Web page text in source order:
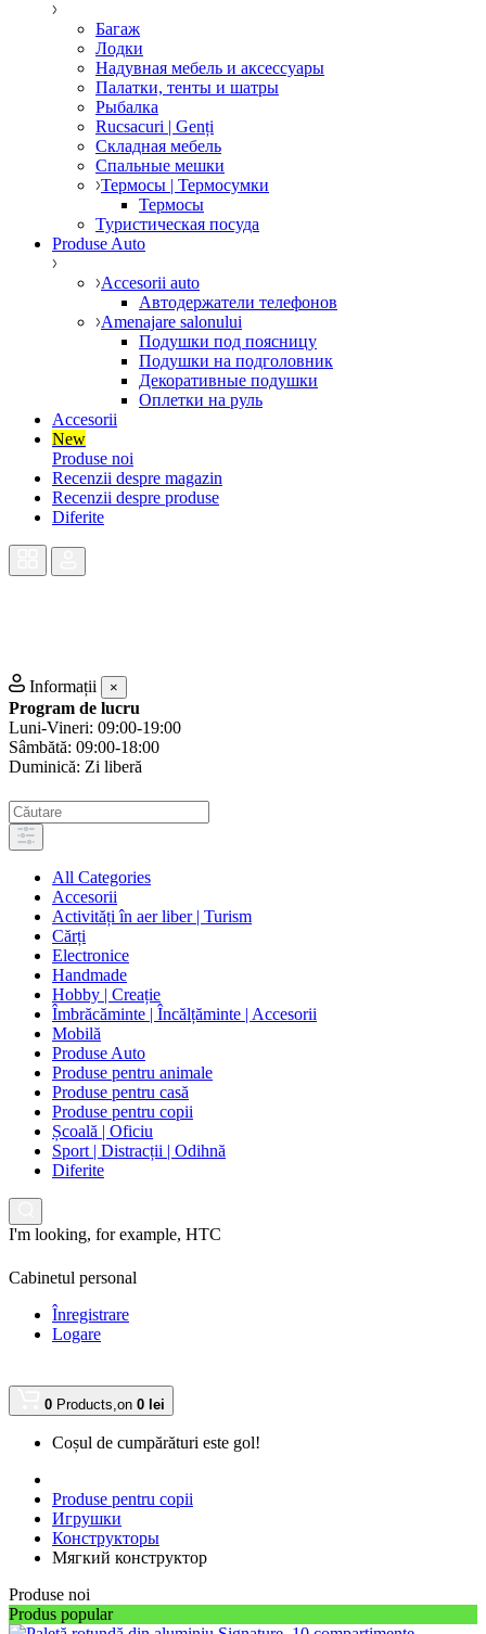
Багаж
Лодки
Надувная мебель и аксессуары
Палатки, тенты и шатры
Рыбалка
Rucsacuri | Genți
Складная мебель
Спальные мешки
Термосы | Термосумки
Термосы
Туристическая посуда
Produse Auto
Accesorii auto
Автодержатели телефонов
Amenajare salonului
Подушки под поясницу
Подушки на подголовник
Декоративные подушки
Оплетки на руль
Accesorii
New
Produse noi
Recenzii despre magazin
Recenzii despre produse
Diferite
Informații ×
Program de lucru
Luni-Vineri: 09:00-19:00
Sâmbătă: 09:00-18:00
Duminică: Zi liberă
All Categories
Accesorii
Activități în aer liber | Turism
Cărți
Electronice
Handmade
Hobby | Creație
Îmbrăcăminte | Încălțăminte | Accesorii
Mobilă
Produse Auto
Produse pentru animale
Produse pentru casă
Produse pentru copii
Școală | Oficiu
Sport | Distracții | Odihnă
Diferite
I'm looking, for example, HTC
Cabinetul personal
Înregistrare
Logare
0 Products,on 0 lei
Coșul de cumpărături este gol!
Produse pentru copii
Игрушки
Конструкторы
Мягкий конструктор
Produse noi
Produs popular